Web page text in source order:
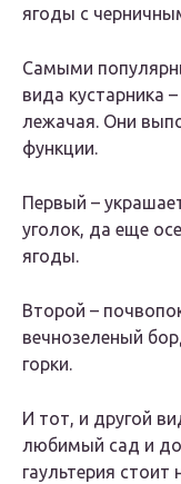
ягоды с
Самыми
вида кустарника
лежачая. Они
функции.
Первый –
уголок, да еще
ягоды.
Второй –
вечнозеленый
горки.
И тот, и другой
любимый сад и
гаультерия